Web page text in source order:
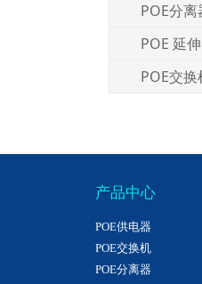
POE分离
POE 延
POE交换
产品中心
POE供电器
POE交换机
POE分离器